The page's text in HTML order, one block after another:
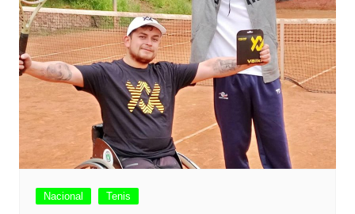
Nacional Tenis